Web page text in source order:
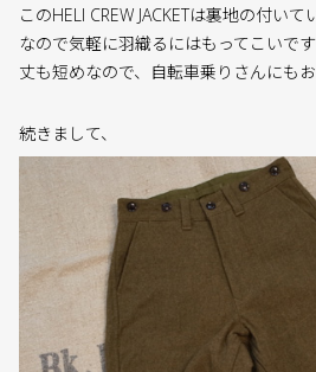
このHELI CREW JACKETは裏地の付い
なので気軽に羽織るにはもってこいです
丈も短めなので、自転車乗りさんにもお
続きまして、